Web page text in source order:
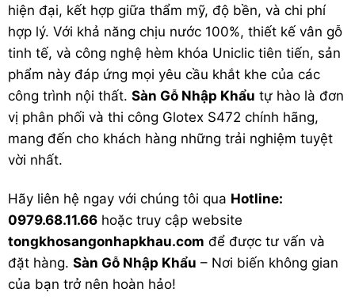
hiện đại, kết hợp giữa thẩm mỹ, độ bền, và chi phí
hợp lý. Với khả năng chịu nước 100%, thiết kế vân gỗ
tinh tế, và công nghệ hèm khóa Uniclic tiên tiến, sản
phẩm này đáp ứng mọi yêu cầu khắt khe của các
công trình nội thất. Sàn Gỗ Nhập Khẩu tự hào là đơn
vị phân phối và thi công Glotex S472 chính hãng,
mang đến cho khách hàng những trải nghiệm tuyệt
vời nhất.
Hãy liên hệ ngay với chúng tôi qua Hotline:
0979.68.11.66 hoặc truy cập website
tongkhosangonhapkhau.com để được tư vấn và
đặt hàng. Sàn Gỗ Nhập Khẩu – Nơi biến không gian
của bạn trở nên hoàn hảo!